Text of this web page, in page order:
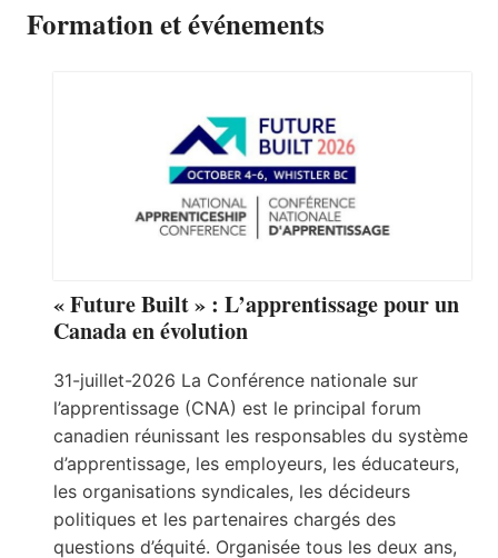
Formation et événements
« Future Built » : L’apprentissage pour un
Canada en évolution
31-juillet-2026 La Conférence nationale sur
l’apprentissage (CNA) est le principal forum
canadien réunissant les responsables du système
d’apprentissage, les employeurs, les éducateurs,
les organisations syndicales, les décideurs
politiques et les partenaires chargés des
questions d’équité. Organisée tous les deux ans,